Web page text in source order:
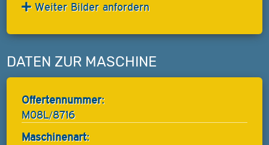
Weiter Bilder anfordern
DATEN ZUR MASCHINE
Offertennummer:
M08L/8716
Maschinenart: